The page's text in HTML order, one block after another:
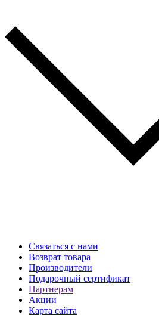
Связаться с нами
Возврат товара
Производители
Подарочный сертификат
Партнерам
Акции
Карта сайта